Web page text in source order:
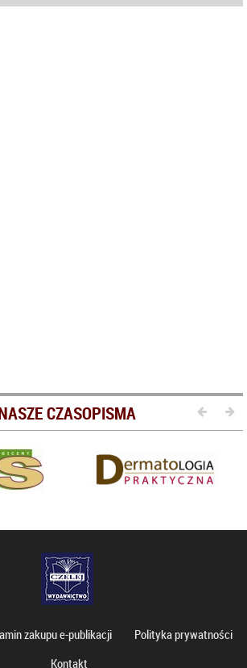
CZASOPISMA
zakupu e-publikacji
Polityka prywatności
Kontakt